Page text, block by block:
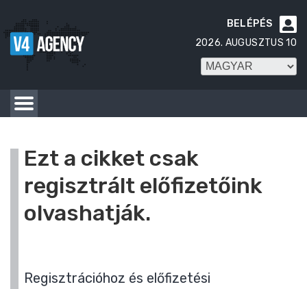

BELÉPÉS
2026. AUGUSZTUS 10
Ezt a cikket csak
regisztrált előfizetőink
olvashatják.
Regisztrációhoz és előfizetési